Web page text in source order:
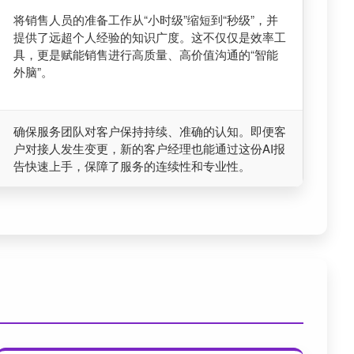
将销售人员的准备工作从“小时级”缩短到“秒级”，并
提供了远超个人经验的知识广度。这不仅仅是效率工
具，更是赋能销售进行高质量、高价值沟通的“智能
外脑”。
确保服务团队对客户保持持续、准确的认知。即便客
户对接人发生变更，新的客户经理也能通过这份AI报
告快速上手，保障了服务的连续性和专业性。